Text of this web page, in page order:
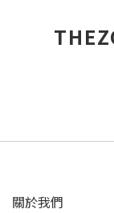
關於我們